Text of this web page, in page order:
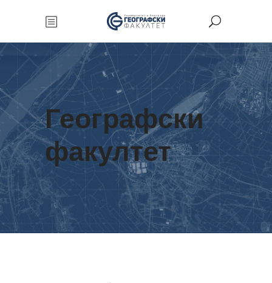
Географски
факултет